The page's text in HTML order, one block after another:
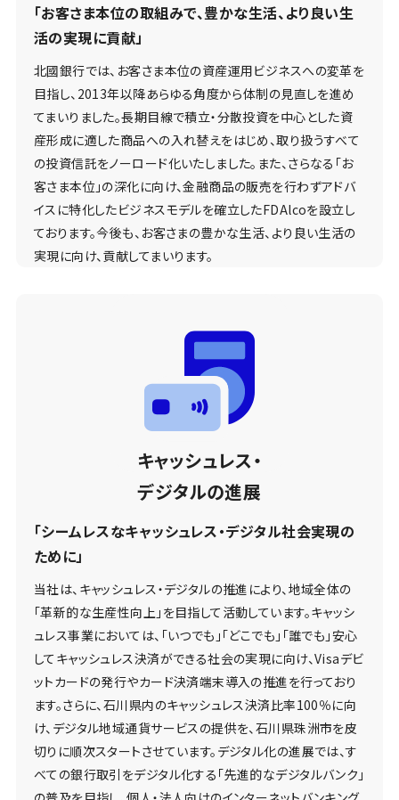
「お客さま本位の取組みで、豊かな生活、より良い生
活の実現に貢献」
北國銀行では、お客さま本位の資産運用ビジネスへの変革を
目指し、2013年以降あらゆる角度から体制の見直しを進め
てまいりました。長期目線で積立・分散投資を中心とした資
産形成に適した商品への入れ替えをはじめ、取り扱うすべて
の投資信託をノーロード化いたしました。また、さらなる「お
客さま本位」の深化に向け、金融商品の販売を行わずアドバ
イスに特化したビジネスモデルを確立したFDAlcoを設立し
ております。今後も、お客さまの豊かな生活、より良い生活の
実現に向け、貢献してまいります。
キャッシュレス・
デジタルの進展
「シームレスなキャッシュレス・デジタル社会実現の
ために」
当社は、キャッシュレス・デジタルの推進により、地域全体の
「革新的な生産性向上」を目指して活動しています。キャッシ
ュレス事業においては、「いつでも」「どこでも」「誰でも」安心
してキャッシュレス決済ができる社会の実現に向け、Visaデビ
ットカードの発行やカード決済端末導入の推進を行っており
ます。さらに、石川県内のキャッシュレス決済比率100％に向
け、デジタル地域通貨サービスの提供を、石川県珠洲市を皮
切りに順次スタートさせています。デジタル化の進展では、す
べての銀行取引をデジタル化する「先進的なデジタルバンク」